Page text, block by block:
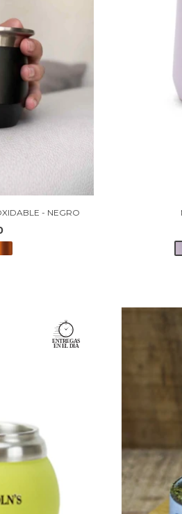
- NEGRO